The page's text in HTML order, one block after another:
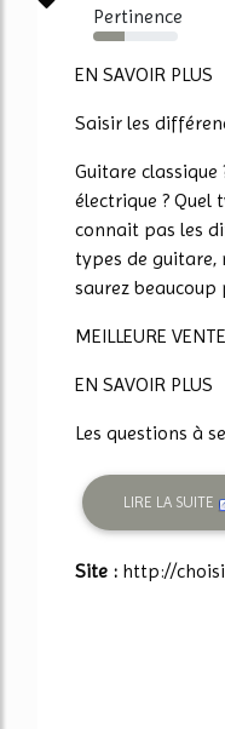
Pertinence
37%
EN SAVOIR PLUS
Saisir les
Guitare classique
électrique ? Quel
connait pas les
types de guitare,
saurez beaucoup
MEILLEURE
EN SAVOIR PLUS
Les questions à
LIRE LA SUITE
Site : http://